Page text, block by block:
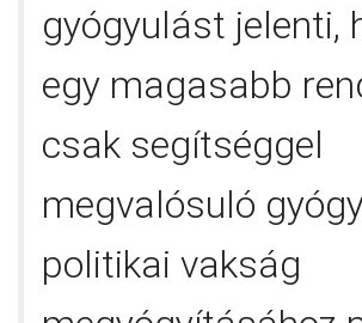
gyógyulást jelenti,
egy magasabb
csak segítséggel
megvalósuló
politikai vakság